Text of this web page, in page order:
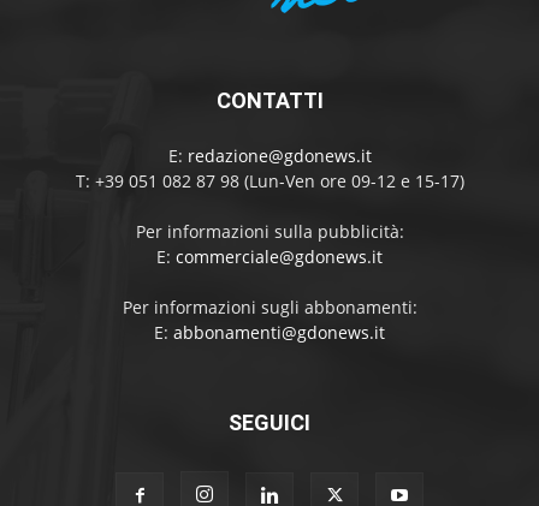
CONTATTI
E: redazione@gdonews.it
T: +39 051 082 87 98 (Lun-Ven ore 09-12 e 15-17)
Per informazioni sulla pubblicità:
E: commerciale@gdonews.it
Per informazioni sugli abbonamenti:
E: abbonamenti@gdonews.it
SEGUICI